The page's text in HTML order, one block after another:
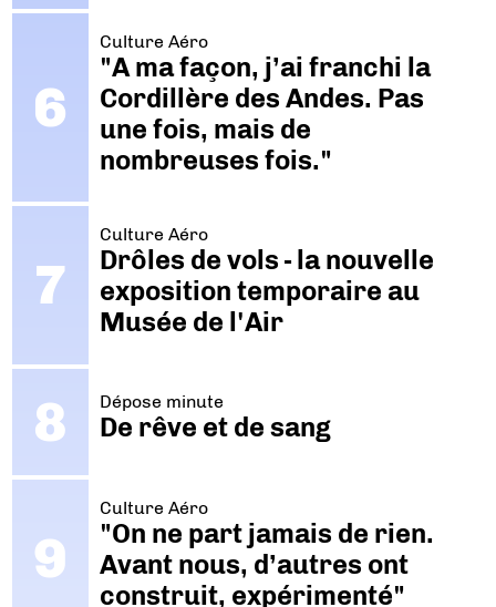
Culture Aéro
"A ma façon, j’ai franchi la
Cordillère des Andes. Pas
une fois, mais de
nombreuses fois."
Culture Aéro
Drôles de vols - la nouvelle
exposition temporaire au
Musée de l'Air
Dépose minute
De rêve et de sang
Culture Aéro
"On ne part jamais de rien.
Avant nous, d’autres ont
construit, expérimenté"